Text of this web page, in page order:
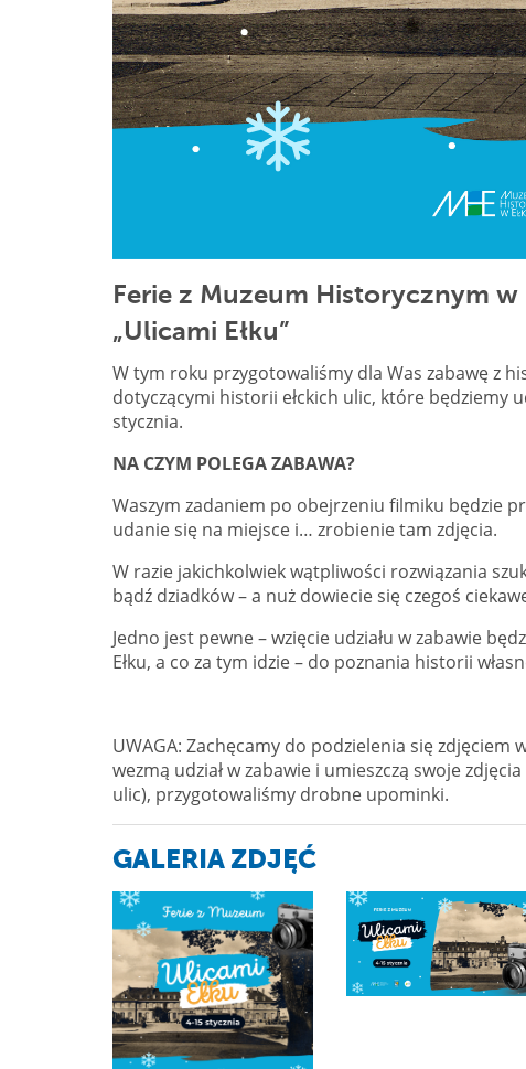
Ferie z Muzeum Historycznym w
„Ulicami Ełku”
W tym roku przygotowaliśmy dla Was zabawę z
dotyczącymi historii ełckich ulic, które będziemy
stycznia.
NA CZYM POLEGA ZABAWA?
Waszym zadaniem po obejrzeniu filmiku będzie
udanie się na miejsce i… zrobienie tam zdjęcia.
W razie jakichkolwiek wątpliwości rozwiązania
bądź dziadków – a nuż dowiecie się czegoś
Jedno jest pewne – wzięcie udziału w zabawie
Ełku, a co za tym idzie – do poznania historii
UWAGA: Zachęcamy do podzielenia się
wezmą udział w zabawie i umieszczą swoje
ulic), przygotowaliśmy drobne upominki.
GALERIA ZDJĘĆ